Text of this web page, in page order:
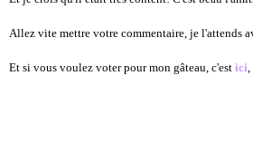
Allez vite mettre votre commentaire, je l'attends
Et si vous voulez voter pour mon gâteau, c'est ici